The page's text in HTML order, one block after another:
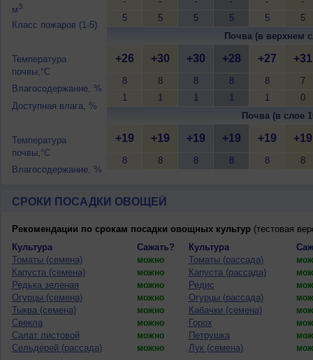
м3
Класс пожаров (1-5)
Температура
почвы,°C
Влагосодержание, %
Доступная влага, %
Температура
почвы,°C
Влагосодержание, %
5
5
5
5
5
5
Почва (в верхнем
+26
8
1
+30
8
1
+30
8
1
+28
8
1
+27
8
1
+31
7
0
Почва (в слое
+19
8
+19
8
+19
8
+19
8
+19
8
+19
8
СРОКИ ПОСАДКИ ОВОЩЕЙ
Рекомендации по срокам посадки овощных культур(тестовая
Культура
Сажать? Культура
Томаты (семена)
можно Томаты (рассада)
Капуста (семена) можно Капуста (рассада)
Редька зеленая можно Редис
Огурцы (семена) можно Огурцы (рассада)
Тыква (семена) можно Кабачки (семена)
Свекла можно Горох
Салат листовой можно Петрушка
Сельдерей (рассада) можно Лук (семена)